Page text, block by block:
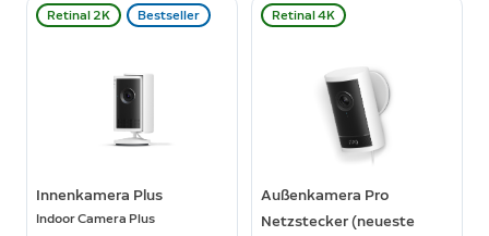
Retinal 2K Bestseller
Innenkamera Plus
Indoor Camera Plus
Retinal 4K
Außenkamera Pro
Netzstecker (neueste